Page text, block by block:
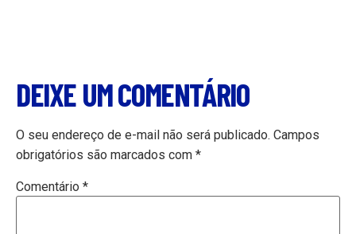
DEIXE UM COMENTÁRIO
O seu endereço de e-mail não será publicado. Campos
obrigatórios são marcados com *
Comentário *